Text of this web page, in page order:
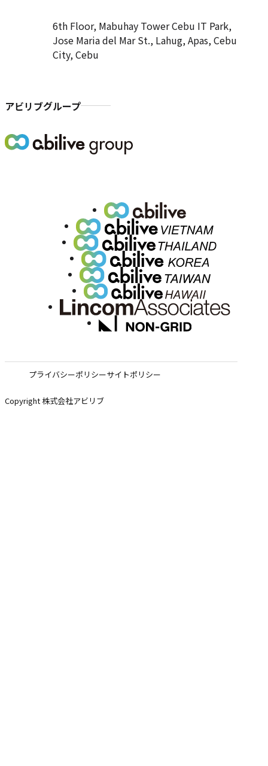
6th Floor, Mabuhay Tower Cebu IT Park,
Jose Maria del Mar St., Lahug, Apas, Cebu
City, Cebu
アビリブグループ
プライバシーポリシーサイトポリシー
Copyright 株式会社アビリブ